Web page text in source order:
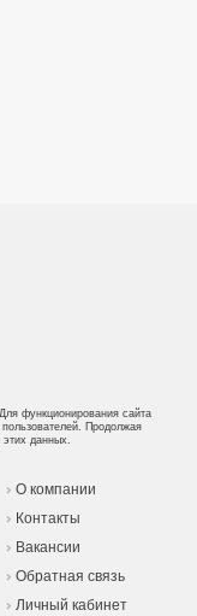
Для функционирования сайта
Продолжая
этих данных.
О компании
Контакты
Вакансии
Обратная связь
Личный кабинет